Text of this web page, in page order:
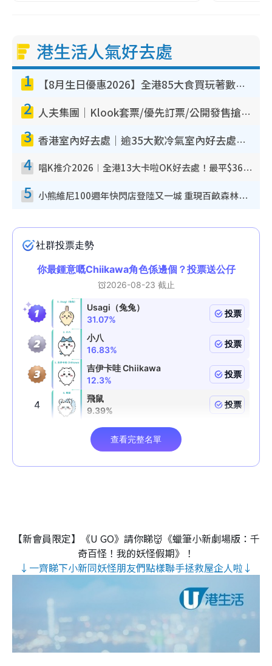
港生活人氣好去處
1 【8月生日優惠2026】全港85大食買玩著數攻略 自助餐/火鍋放題同行免費＋誠品/DONKI送現金券
2 人夫集團｜Klook套票/優先訂票/公開發售搶飛攻略！附票價.購票連結.場地座位表
3 香港室內好去處｜逾35大歎冷氣室內好去處推介 室內活動免費避雨無懼落雨
4 唱K推介2026︱全港13大卡啦OK好去處！最平$36起 日文K都有！(附地址+收費詳情)
5 小熊維尼100週年快閃店登陸又一城 重現百畝森林經典場景／獨家限定盲盒登場／專屬DIY香水
【新會員限定】《U GO》請你睇👹《蠟筆小新劇場版：千
奇百怪！我的妖怪假期》！
↓一齊睇下小新同妖怪朋友們點樣聯手拯救屋企人啦↓